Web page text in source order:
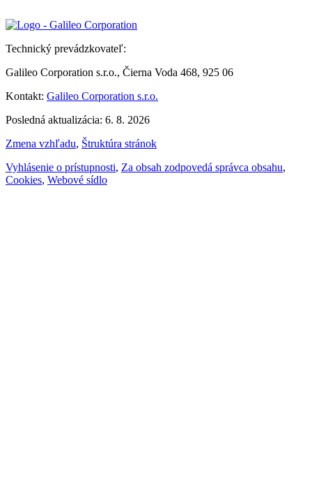
Technický prevádzkovateľ:
Galileo Corporation s.r.o., Čierna Voda 468, 925 06
Kontakt: Galileo Corporation s.r.o.
Posledná aktualizácia: 6. 8. 2026
Zmena vzhľadu, Štruktúra stránok
Vyhlásenie o prístupnosti, Za obsah zodpovedá správca obsahu,
Cookies, Webové sídlo